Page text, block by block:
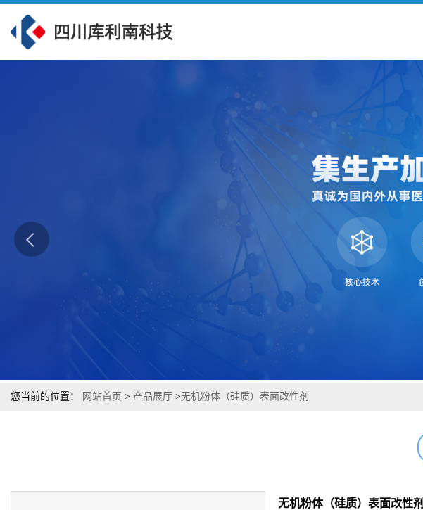
您当前的位置： 网站首页 > 产品展厅 >无机粉体（硅质）表面改性剂
无机粉体（硅质）表面改性剂